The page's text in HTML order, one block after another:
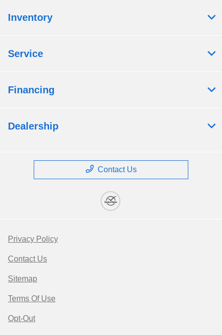
Inventory
Service
Financing
Dealership
Contact Us
Privacy Policy
Contact Us
Sitemap
Terms Of Use
Opt-Out